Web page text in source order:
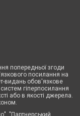
попередньої згоди
посилання на
видань обов'язкове
гіперпосилання
або в якості джерела.
"Партнерський